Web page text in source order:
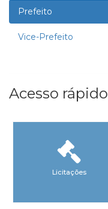
Prefeito
Vice-Prefeito
Acesso rápido
Licitações